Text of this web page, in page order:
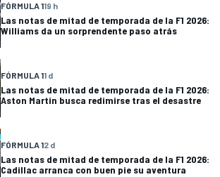
FÓRMULA 119 h
Las notas de mitad de temporada de la F1 2026:
Williams da un sorprendente paso atrás
FÓRMULA 11 d
Las notas de mitad de temporada de la F1 2026:
Aston Martin busca redimirse tras el desastre
FÓRMULA 12 d
Las notas de mitad de temporada de la F1 2026:
Cadillac arranca con buen pie su aventura